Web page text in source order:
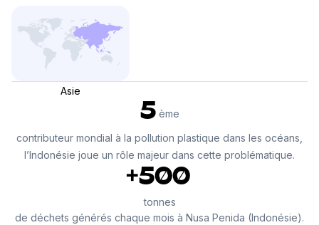
Asie
5 ème
contributeur mondial à la pollution plastique dans les océans,
l’Indonésie joue un rôle majeur dans cette problématique.
+500
tonnes
de déchets générés chaque mois à Nusa Penida (Indonésie).